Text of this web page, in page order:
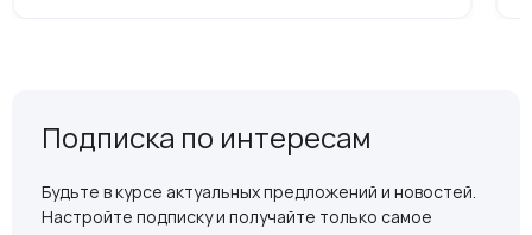
Подписка по интересам
Будьте в курсе актуальных предложений и новостей.
Настройте подписку и получайте только самое